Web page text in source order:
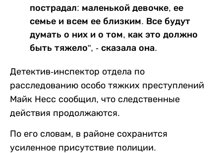
пострадал: маленькой девочке, ее
семье и всем ее близким. Все будут
думать о них и о том, как это должно
быть тяжело", - сказала она.
Детектив-инспектор отдела по
расследованию особо тяжких преступлений
Майк Несс сообщил, что следственные
действия продолжаются.
По его словам, в районе сохранится
усиленное присутствие полиции.